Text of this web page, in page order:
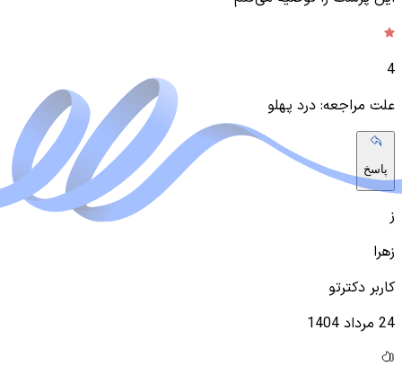
4
علت مراجعه: درد پهلو
پاسخ
ز
زهرا
کاربر دکترتو
24 مرداد 1404